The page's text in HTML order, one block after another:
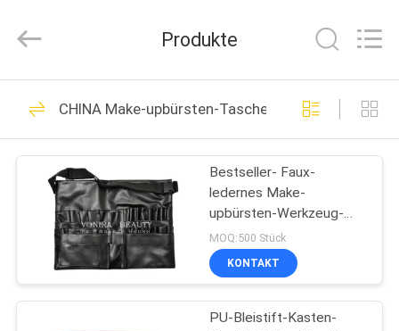
HAUS
PRODUKTE
ÜBER
FABRIK-
Reserved.
Luxusmake-
upbürsten
99
142
Produkte
CHINA Make-upbürsten-Tasche
Bestseller- Faux-
ledernes Make-
upbürsten-Werkzeug-
Schutzblech/Gurt mit
Bügel-Leichtgewichtler
MOQ:500 Stück
KONTAKT
PU-Bleistift-Kasten-